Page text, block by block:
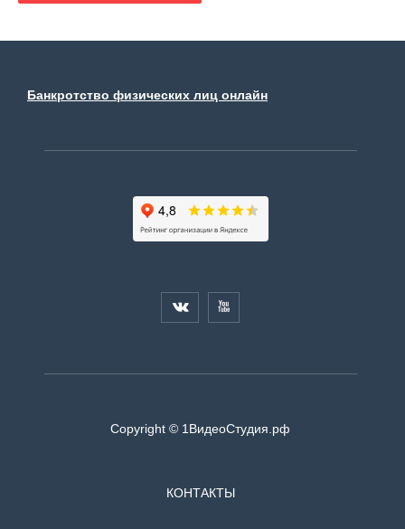
Банкротство физических лиц онлайн
 
Copyright © 1ВидеоСтудия.рф
КОНТАКТЫ